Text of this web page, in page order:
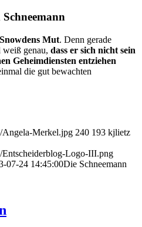
Mut. Denn gerade
genau, dass er sich nicht sein
Geheimdiensten entziehen
die gut bewachten
Angela-Merkel.jpg 240 193 kjlietz
Entscheiderblog-Logo-III.png
07-24 14:45:00Die Schneemann